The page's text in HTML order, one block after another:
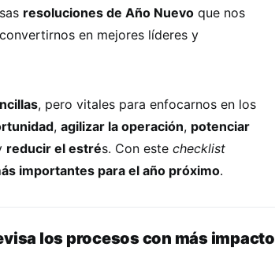
resoluciones de Año Nuevo que nos
en mejores líderes y
, pero vitales para enfocarnos en los
, agilizar la operación, potenciar
reducir el estrés. Con este checklist
importantes para el año próximo.
los procesos con más impacto